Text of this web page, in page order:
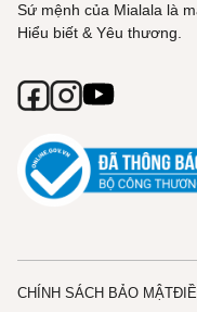
Sứ mệnh của Mialala là
Hiểu biết & Yêu thương.
CHÍNH SÁCH BẢO MẬT